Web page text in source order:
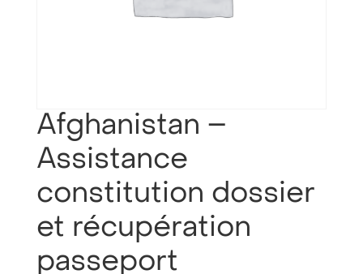
Afghanistan –
Assistance
constitution dossier
et récupération
passeport